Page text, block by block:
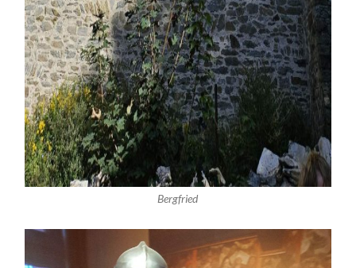
Bergfried